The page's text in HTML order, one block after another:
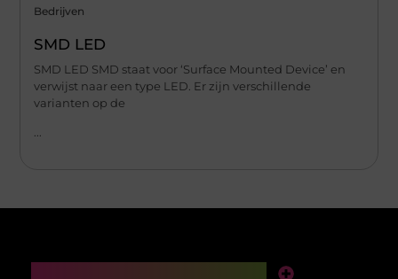
Bedrijven
SMD LED
SMD LED SMD staat voor ‘Surface Mounted Device’ en
verwijst naar een type LED. Er zijn verschillende
varianten op de
...